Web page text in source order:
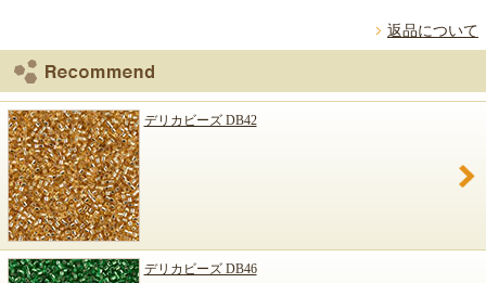
返品について
デリカビーズ DB42
デリカビーズ DB46